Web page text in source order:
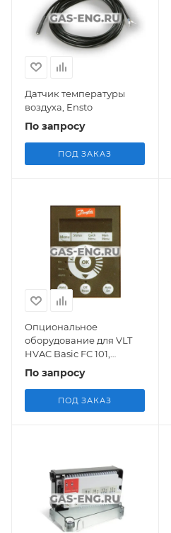
Датчик температуры
воздуха, Ensto
По запросу
ПОД ЗАКАЗ
Опциональное
оборудование для VLT
HVAC Basic FC 101,
Danfoss
По запросу
ПОД ЗАКАЗ